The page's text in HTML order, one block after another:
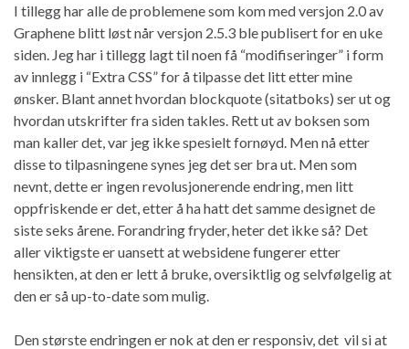
I tillegg har alle de problemene som kom med versjon 2.0 av
Graphene blitt løst når versjon 2.5.3 ble publisert for en uke
siden. Jeg har i tillegg lagt til noen få “modifiseringer” i form
av innlegg i “Extra CSS” for å tilpasse det litt etter mine
ønsker. Blant annet hvordan blockquote (sitatboks) ser ut og
hvordan utskrifter fra siden takles. Rett ut av boksen som
man kaller det, var jeg ikke spesielt fornøyd. Men nå etter
disse to tilpasningene synes jeg det ser bra ut. Men som
nevnt, dette er ingen revolusjonerende endring, men litt
oppfriskende er det, etter å ha hatt det samme designet de
siste seks årene. Forandring fryder, heter det ikke så? Det
aller viktigste er uansett at websidene fungerer etter
hensikten, at den er lett å bruke, oversiktlig og selvfølgelig at
den er så up-to-date som mulig.
Den største endringen er nok at den er responsiv, det vil si at